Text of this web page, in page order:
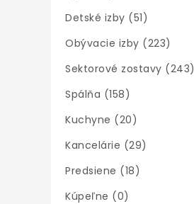
Detské izby (51)
Obývacie izby (223)
Sektorové zostavy (243)
Spálňa (158)
Kuchyne (20)
Kancelárie (29)
Predsiene (18)
Kúpeľne (0)